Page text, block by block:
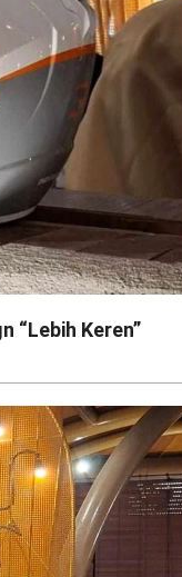
“Lebih Keren”